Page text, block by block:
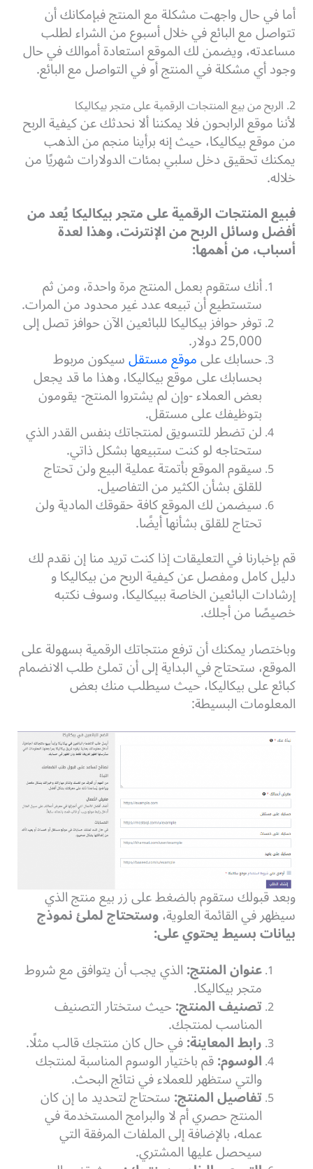
أما في حال واجهت مشكلة مع المنتج فبإمكانك أن
تتواصل مع البائع في خلال أسبوع من الشراء لطلب
مساعدته، ويضمن لك الموقع استعادة أموالك في حال
وجود أي مشكلة في المنتج أو في التواصل مع البائع.
2. الربح من بيع المنتجات الرقمية على متجر بيكاليكا
لأننا موقع الرابحون فلا يمكننا ألا نحدثك عن كيفية الربح
من موقع بيكاليكا، حيث إنه برأينا منجم من الذهب
يمكنك تحقيق دخل سلبي بمئات الدولارات شهريًا من
خلاله.
فبيع المنتجات الرقمية على متجر بيكاليكا يُعد من
أفضل وسائل الربح من الإنترنت، وهذا لعدة
أسباب، من أهمها:
أنك ستقوم بعمل المنتج مرة واحدة، ومن ثم
ستستطيع أن تبيعه عدد غير محدود من المرات.
توفر حوافز بيكاليكا للبائعين الآن حوافز تصل إلى
25,000 دولار.
حسابك علىموقع مستقلسيكون مربوط
بحسابك على موقع بيكاليكا، وهذا ما قد يجعل
بعض العملاء -وإن لم يشتروا المنتج- يقومون
بتوظيفك على مستقل.
لن تضطر للتسويق لمنتجاتك بنفس القدر الذي
ستحتاجه لو كنت ستبيعها بشكل ذاتي.
سيقوم الموقع بأتمتة عملية البيع ولن تحتاج
للقلق بشأن الكثير من التفاصيل.
سيضمن لك الموقع كافة حقوقك المادية ولن
تحتاج للقلق بشأنها أيضًا.
قم بإخبارنا في التعليقات إذا كنت تريد منا إن نقدم لك
دليل كامل ومفصل عن كيفية الربح من بيكاليكا و
إرشادات البائعين الخاصة ببيكاليكا، وسوف نكتبه
خصيصًا من أجلك.
وباختصار يمكنك أن ترفع منتجاتك الرقمية بسهولة على
الموقع، ستحتاج في البداية إلى أن تملئ طلب الانضمام
كبائع على بيكاليكا، حيث سيطلب منك بعض
المعلومات البسيطة:
وبعد قبولك ستقوم بالضغط على زر بيع منتج الذي
سيظهر في القائمة العلوية،وستحتاج لملئ نموذج
بيانات بسيط يحتوي على:
عنوان المنتج:الذي يجب أن يتوافق مع شروط
متجر بيكاليكا.
تصنيف المنتج:حيث ستختار التصنيف
المناسب لمنتجك.
رابط المعاينة:في حال كان منتجك قالب مثلًا.
الوسوم:قم باختيار الوسوم المناسبة لمنتجك
والتي ستظهر للعملاء في نتائج البحث.
تفاصيل المنتج:ستحتاج لتحديد ما إن كان
المنتج حصري أم لا والبرامج المستخدمة في
عمله، بالإضافة إلى الملفات المرفقة التي
سيحصل عليها المشتري.